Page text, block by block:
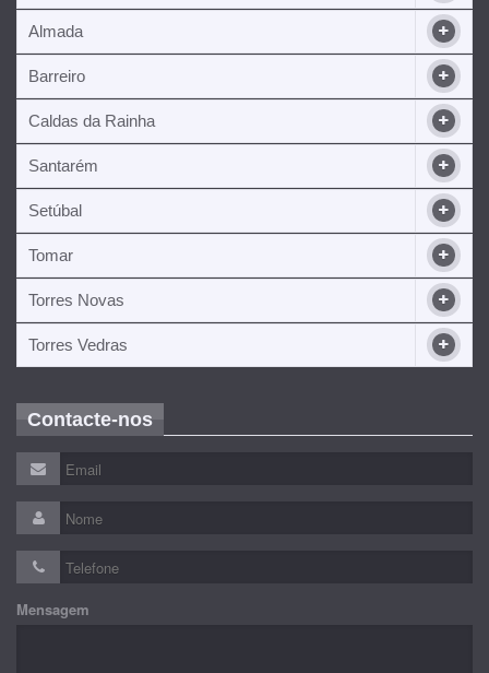
Almada
Barreiro
Caldas da Rainha
Santarém
Setúbal
Tomar
Torres Novas
Torres Vedras
Contacte-nos
Mensagem